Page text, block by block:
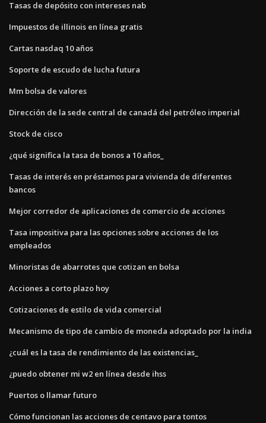
Tasas de depósito con intereses nab
Impuestos de illinois en línea gratis
Cartas nasdaq 10 años
Soporte de escudo de lucha futura
Mm bolsa de valores
Dirección de la sede central de canadá del petróleo imperial
Stock de cisco
¿qué significa la tasa de bonos a 10 años_
Tasas de interés en préstamos para vivienda de diferentes
bancos
Mejor corredor de aplicaciones de comercio de acciones
Tasa impositiva para las opciones sobre acciones de los
empleados
Minoristas de abarrotes que cotizan en bolsa
Acciones a corto plazo hoy
Cotizaciones de estilo de vida comercial
Mecanismo de tipo de cambio de moneda adoptado por la india
¿cuál es la tasa de rendimiento de las existencias_
¿puedo obtener mi w2 en línea desde ihss
Puertos o llamar futuro
Cómo funcionan las acciones de centavo para tontos